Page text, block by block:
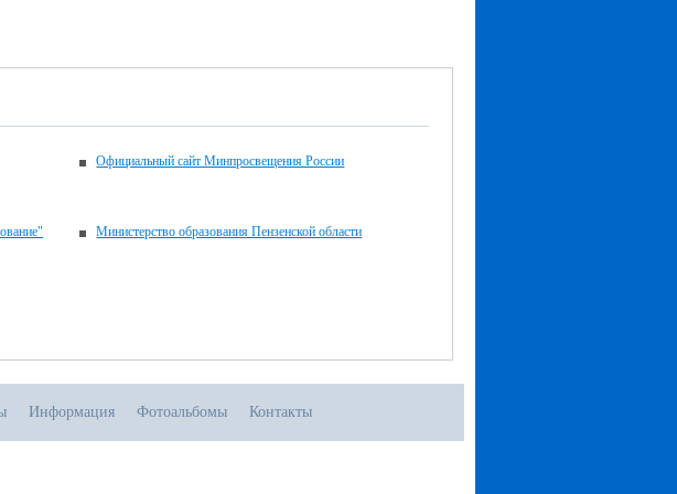
Официальный сайт Минпросвещения России
Министерство образования Пензенской области
Информация Фотоальбомы Контакты